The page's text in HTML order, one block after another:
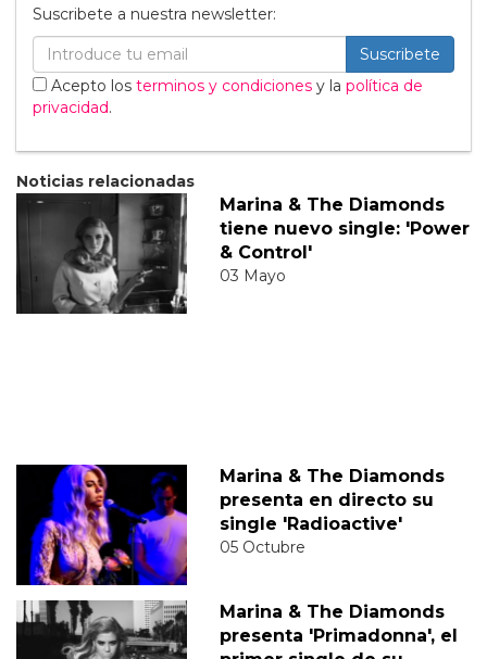
Suscribete a nuestra newsletter:
Suscribete
Acepto los terminos y condiciones y la política de
privacidad.
Noticias relacionadas
Marina & The Diamonds
tiene nuevo single: 'Power
& Control'
03 Mayo
Marina & The Diamonds
presenta en directo su
single 'Radioactive'
05 Octubre
Marina & The Diamonds
presenta 'Primadonna', el